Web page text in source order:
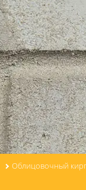
Облицовочный